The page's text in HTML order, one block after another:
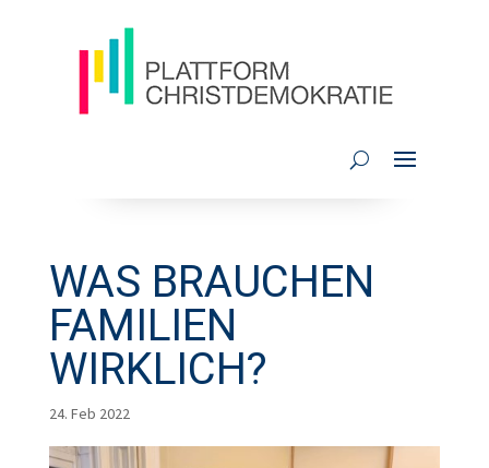
WAS BRAUCHEN
FAMILIEN
WIRKLICH?
24. Feb 2022